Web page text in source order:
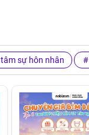
tâm sự hôn nhân